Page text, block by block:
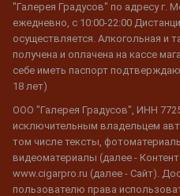
"Галерея Градусов" по адресу г.
ежедневно, с 10:00-22:00
осуществляется. Алкогольная и
получена и оплачена на кассе
себе иметь паспорт
18 лет)
ООО "Галерея Градусов", ИНН
исключительным владельцем
том числе тексты,
видеоматериалы (далее -
www.cigarpro.ru (далее - Сайт).
пользователю права